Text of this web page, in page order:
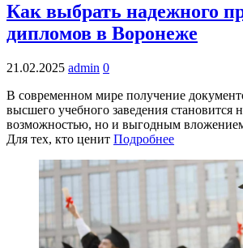
Как выбрать надежного
дипломов в Воронеже
21.02.2025 admin 0
В современном мире получение
высшего учебного заведения становится
возможностью, но и выгодным
Для тех, кто ценит Подробнее